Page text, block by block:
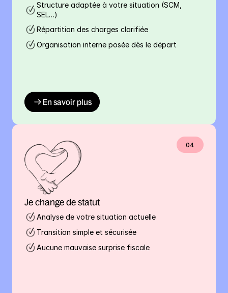
Structure adaptée à votre situation (SCM,
SEL…)
Répartition des charges clarifiée
Organisation interne posée dès le départ
En savoir plus
04
Je change de statut
Analyse de votre situation actuelle
Transition simple et sécurisée
Aucune mauvaise surprise fiscale